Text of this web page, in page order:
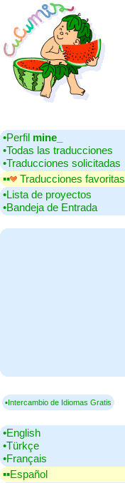
•‎Perfil mine_
•‎Todas las traducciones
•‎Traducciones solicitadas
▪▪‎
Traducciones favoritas
•‎Lista de proyectos
•‎Bandeja de Entrada
▪Intercambio de Idiomas Gratis
•‎English
•‎Türkçe
•‎Français
▪▪‎Español